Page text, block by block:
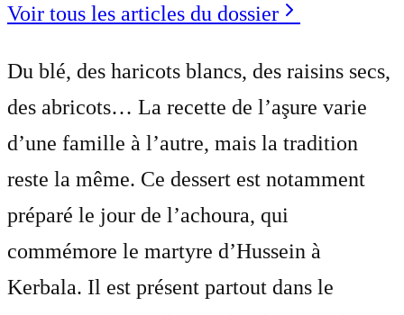
Voir tous les articles du dossier
Du blé, des haricots blancs, des raisins secs,
des abricots… La recette de l’aşure varie
d’une famille à l’autre, mais la tradition
reste la même. Ce dessert est notamment
préparé le jour de l’achoura, qui
commémore le martyre d’Hussein à
Kerbala. Il est présent partout dans le